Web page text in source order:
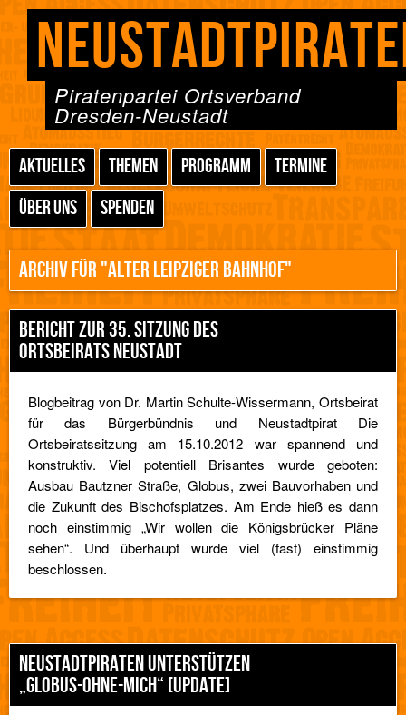
Piratenpartei Ortsverband
Dresden-Neustadt
AKTUELLES THEMEN PROGRAMM
TERMINE
ÜBER UNS
SPENDEN
ARCHIV FÜR "ALTER LEIPZIGER BAHNHOF"
BERICHT ZUR 35. SITZUNG DES
ORTSBEIRATS NEUSTADT
Blogbeitrag von Dr. Martin Schulte-Wissermann, Ortsbeirat
für das Bürgerbündnis und Neustadtpirat Die
Ortsbeiratssitzung am 15.10.2012 war spannend und
konstruktiv. Viel potentiell Brisantes wurde geboten:
Ausbau Bautzner Straße, Globus, zwei Bauvorhaben und
die Zukunft des Bischofsplatzes. Am Ende hieß es dann
noch einstimmig „Wir wollen die Königsbrücker Pläne
sehen“. Und überhaupt wurde viel (fast) einstimmig
beschlossen.
NEUSTADTPIRATEN UNTERSTÜTZEN
„GLOBUS-OHNE-MICH“ [UPDATE]